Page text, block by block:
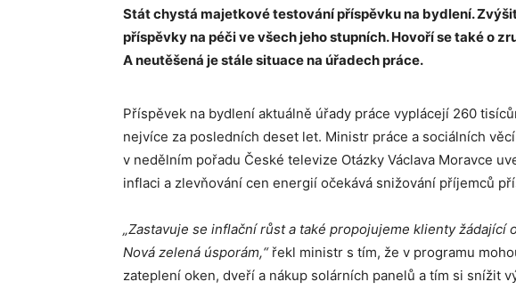
Stát chystá majetkové testování příspěvku na bydlení.
příspěvky na péči ve všech jeho stupních. Hovoří se také o
A neutěšená je stále situace na úřadech práce.
Příspěvek na bydlení aktuálně úřady práce vyplácejí 260
nejvíce za posledních deset let. Ministr práce a sociálních
v nedělním pořadu České televize Otázky Václava Moravce
inflaci a zlevňování cen energií očekává snižování příjemců
„Zastavuje se inflační růst a také propojujeme klienty žádající
Nová zelená úsporám,“řekl ministr s tím, že v programu
zateplení oken, dveří a nákup solárních panelů a tím si snížit